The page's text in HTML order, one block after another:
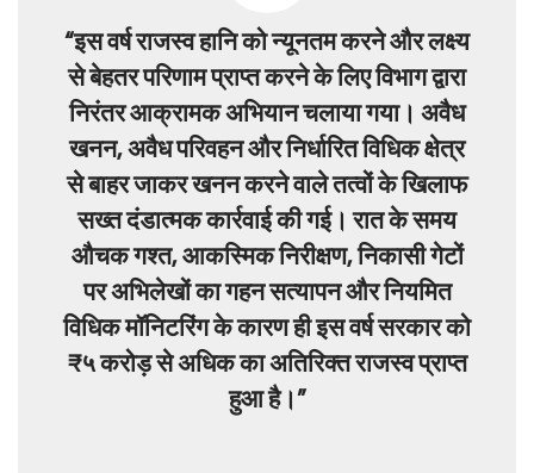
“इस वर्ष राजस्व हानि को न्यूनतम करने और लक्ष्य
से बेहतर परिणाम प्राप्त करने के लिए विभाग द्वारा
निरंतर आक्रामक अभियान चलाया गया। अवैध
खनन, अवैध परिवहन और निर्धारित विधिक क्षेत्र
से बाहर जाकर खनन करने वाले तत्वों के खिलाफ
सख्त दंडात्मक कार्रवाई की गई। रात के समय
औचक गश्त, आकस्मिक निरीक्षण, निकासी गेटों
पर अभिलेखों का गहन सत्यापन और नियमित
विधिक मॉनिटरिंग के कारण ही इस वर्ष सरकार को
₹५ करोड़ से अधिक का अतिरिक्त राजस्व प्राप्त
हुआ है।”